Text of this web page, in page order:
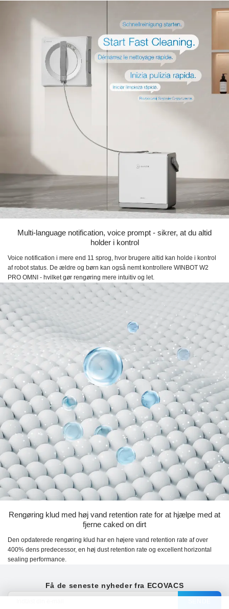
Multi-language notification, voice prompt - sikrer, at du altid
holder i kontrol
Voice notification i mere end 11 sprog, hvor brugere altid kan holde i kontrol
af robot status. De ældre og børn kan også nemt kontrollere WINBOT W2
PRO OMNI - hvilket gør rengøring mere intuitiv og let.
Rengøring klud med høj vand retention rate for at hjælpe med at
fjerne caked on dirt
Den opdaterede rengøring klud har en højere vand retention rate af over
400% dens predecessor, en høj dust retention rate og excellent horizontal
sealing performance.
Få de seneste nyheder fra ECOVACS